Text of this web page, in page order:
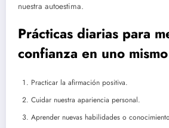
nuestra autoestima.
Prácticas diarias para
confianza en uno mismo
Practicar la afirmación positiva.
Cuidar nuestra apariencia personal.
Aprender nuevas habilidades o